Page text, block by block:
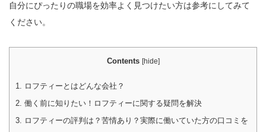
自分にぴったりの職場を効率よく見つけたい方は参考にしてみて
ください。
Contents [hide]
1.
ロフティーとはどんな会社？
2. 働く前に知りたい！ロフティーに関する疑問を解決
3.
ロフティーの評判は？苦情あり？実際に働いていた方の口コミを